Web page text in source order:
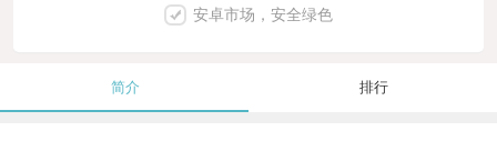
安卓市场，安全绿色
简介 排行